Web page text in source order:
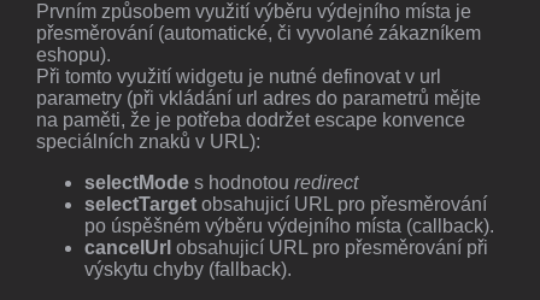
Prvním způsobem využití výběru výdejního místa je
přesměrování (automatické, či vyvolané zákazníkem
eshopu).
Při tomto využití widgetu je nutné definovat v url
parametry (při vkládání url adres do parametrů mějte
na paměti, že je potřeba dodržet escape konvence
speciálních znaků v URL):
selectMode s hodnotou redirect
selectTarget obsahujicí URL pro přesměrování
po úspěšném výběru výdejního místa (callback).
cancelUrl obsahujicí URL pro přesměrování při
výskytu chyby (fallback).